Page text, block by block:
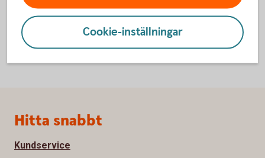
Cookie-inställningar
Sidfot
Hitta snabbt
Kundservice